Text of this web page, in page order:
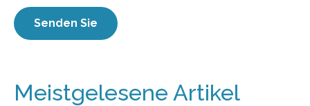
Meistgelesene Artikel